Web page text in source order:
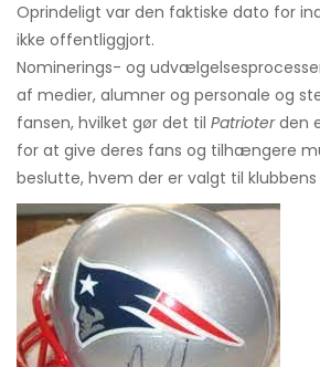
Oprindeligt var den faktiske dato for
ikke offentliggjort.
Nominerings- og
af medier, alumner og personale og
fansen, hvilket gør det til Patrioterden
for at give deres fans og tilhængere
beslutte, hvem der er valgt til